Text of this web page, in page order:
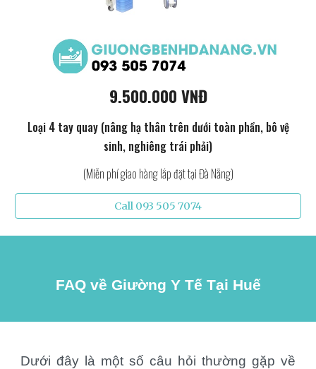
9.500.000 VNĐ
Loại 4 tay quay (nâng hạ thân trên dưới toàn phần, bô vệ
sinh, nghiêng trái phải)
(Miễn phí giao hàng lắp đặt tại Đà Nẵng)
Call 093 505 7074
FAQ về Giường Y Tế Tại Huế
Dưới đây là một số câu hỏi thường gặp về